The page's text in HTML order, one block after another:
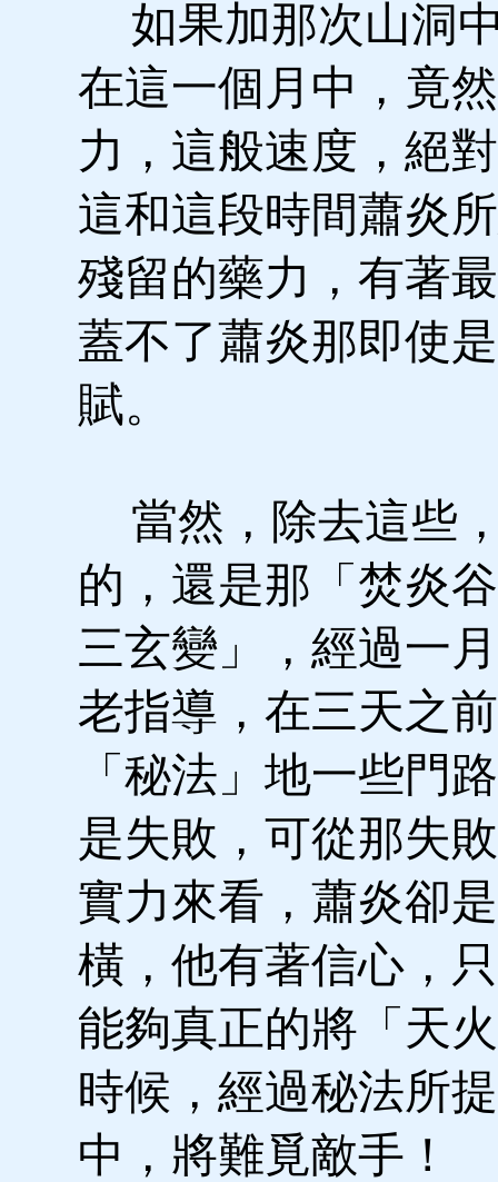
如果加那次山洞
在這一個月中，竟
力，這般速度，絕
這和這段時間蕭炎
殘留的藥力，有著
蓋不了蕭炎那即使
賦。
當然，除去這些
的，還是那「焚炎
三玄變」，經過一
老指導，在三天之
「秘法」地一些門
是失敗，可從那失
實力來看，蕭炎卻
橫，他有著信心，
能夠真正的將「天
時候，經過秘法所
中，將難覓敵手！